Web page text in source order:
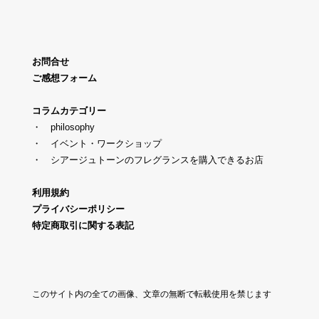
お問合せ
ご感想フォーム
コラムカテゴリー
・ philosophy
・ イベント・ワークショップ
・ シアージュトーンのフレグランスを購入できるお店
利用規約
プライバシーポリシー
特定商取引に関する表記
このサイト内の全ての画像、文章の無断で転載使用を禁じます